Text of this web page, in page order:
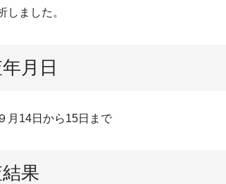
しました。
月日
月14日から15日まで
果